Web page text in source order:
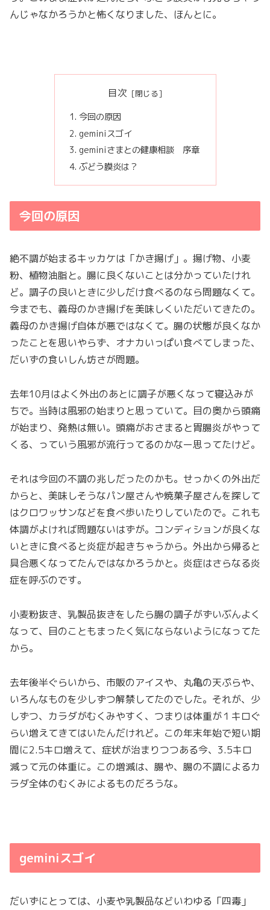
んじゃなかろうかと怖くなりました、ほんとに。
目次
今回の原因
geminiスゴイ
geminiさまとの健康相談 序章
ぶどう膜炎は？
今回の原因
絶不調が始まるキッカケは「かき揚げ」。揚げ物、小麦
粉、植物油脂と。腸に良くないことは分かっていたけれ
ど。調子の良いときに少しだけ食べるのなら問題なくて。
今までも、義母のかき揚げを美味しくいただいてきたの。
義母のかき揚げ自体が悪ではなくて。腸の状態が良くなか
ったことを思いやらず、オナカいっぱい食べてしまった、
だいずの食いしん坊さが問題。
去年10月はよく外出のあとに調子が悪くなって寝込みが
ちで。当時は風邪の始まりと思っていて。目の奥から頭痛
が始まり、発熱は無い。頭痛がおさまると胃腸炎がやって
くる、っていう風邪が流行ってるのかなー思ってたけど。
それは今回の不調の兆しだったのかも。せっかくの外出だ
からと、美味しそうなパン屋さんや焼菓子屋さんを探して
はクロワッサンなどを食べ歩いたりしていたので。これも
体調がよければ問題ないはずが。コンディションが良くな
いときに食べると炎症が起きちゃうから。外出から帰ると
具合悪くなってたんではなかろうかと。炎症はさらなる炎
症を呼ぶのです。
小麦粉抜き、乳製品抜きをしたら腸の調子がずいぶんよく
なって、目のこともまったく気にならないようになってた
から。
去年後半ぐらいから、市販のアイスや、丸亀の天ぷらや、
いろんなものを少しずつ解禁してたのでした。それが、少
しずつ、カラダがむくみやすく、つまりは体重が１キロぐ
らい増えてきてはいたんだけれど。この年末年始で短い期
間に2.5キロ増えて、症状が治まりつつある今、3.5キロ
減って元の体重に。この増減は、腸や、腸の不調によるカ
ラダ全体のむくみによるものだろうな。
geminiスゴイ
だいずにとっては、小麦や乳製品などいわゆる「四毒」